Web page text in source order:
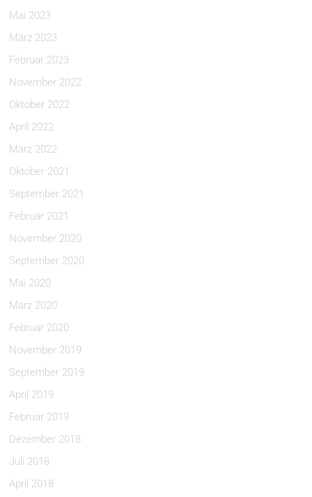
Mai 2023
März 2023
Februar 2023
November 2022
Oktober 2022
April 2022
März 2022
Oktober 2021
September 2021
Februar 2021
November 2020
September 2020
Mai 2020
März 2020
Februar 2020
November 2019
September 2019
April 2019
Februar 2019
Dezember 2018
Juli 2018
April 2018